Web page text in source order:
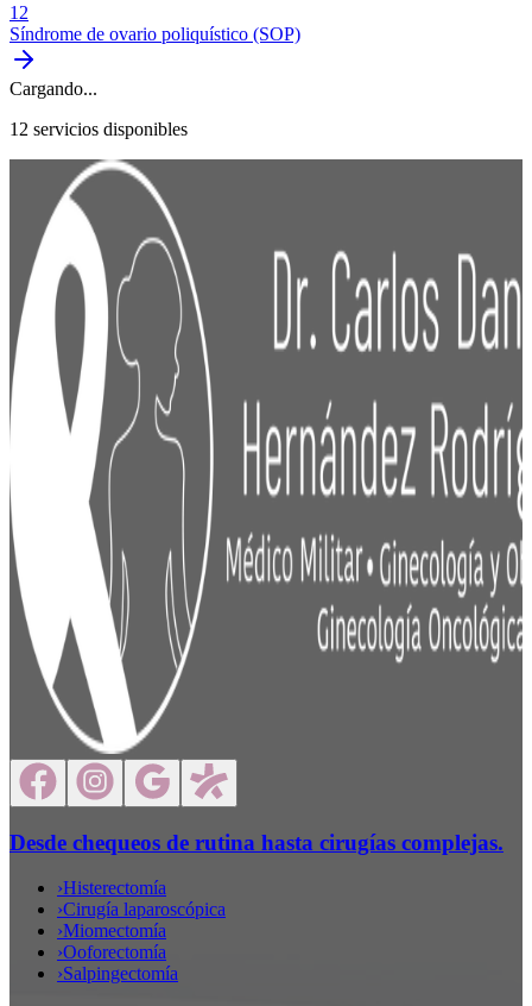
12
Síndrome de ovario poliquístico (SOP)
Cargando...
12 servicios disponibles
Desde chequeos de rutina hasta cirugías complejas.
›Histerectomía
›Cirugía laparoscópica
›Miomectomía
›Ooforectomía
›Salpingectomía